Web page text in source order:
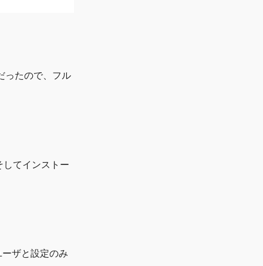
たので、フル
てインストー
ザと設定のみ